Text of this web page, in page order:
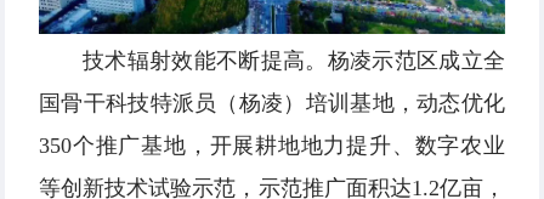
技术辐射效能不断提高。杨凌示范区成立全
国骨干科技特派员（杨凌）培训基地，动态优化
350个推广基地，开展耕地地力提升、数字农业
等创新技术试验示范，示范推广面积达1.2亿亩，